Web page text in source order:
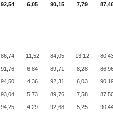
92,54 6,05 90,15 7,79
86,74 11,52 84,05 13,12
91,76 6,84 89,71 8,28
94,50 4,36 92,31 6,03
93,04 5,73 89,76 7,58
94,25 4,29 92,68 5,25